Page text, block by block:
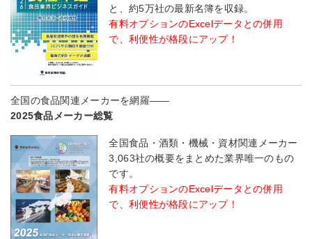
と、約5万社の最新名簿を収録。
有料オプションのExcelデータとの併用
で、利便性が格段にアップ！
全国の食品関連メーカーを網羅――
2025食品メーカー総覧
全国食品・酒類・機械・資材関連メーカー
3,063社の概要をまとめた業界唯一のもの
です。
有料オプションのExcelデータとの併用
で、利便性が格段にアップ！